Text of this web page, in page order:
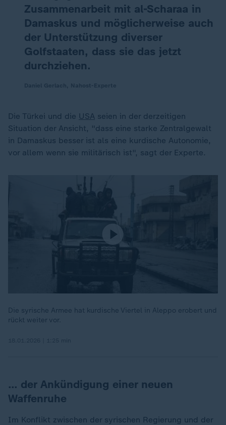
Zusammenarbeit mit al-Scharaa in
Damaskus und möglicherweise auch
der Unterstützung diverser
Golfstaaten, dass sie das jetzt
durchziehen.
Die Türkei und die USA seien in der derzeitigen
Situation der Ansicht, "dass eine starke Zentralgewalt
in Damaskus besser ist als eine kurdische Autonomie,
vor allem wenn sie militärisch ist", sagt der Experte.
Die syrische Armee hat kurdische Viertel in Aleppo erobert und
rückt weiter vor.
… der Ankündigung einer neuen
Waffenruhe
Im Konflikt zwischen der syrischen Regierung und der